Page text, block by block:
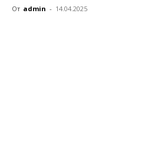
От admin - 14.04.2025